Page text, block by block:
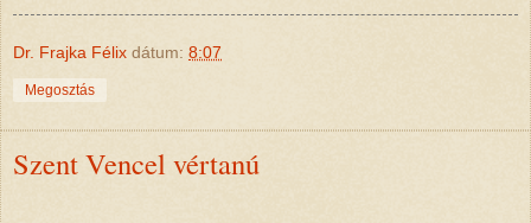
Dr. Frajka Félix dátum: 8:07
Megosztás
Szent Vencel vértanú